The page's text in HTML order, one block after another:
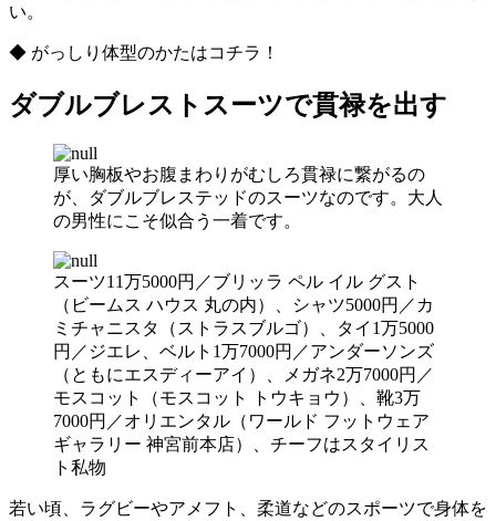
い。
◆ がっしり体型のかたはコチラ！
ダブルブレストスーツで貫禄を出す
厚い胸板やお腹まわりがむしろ貫禄に繋がるの
が、ダブルブレステッドのスーツなのです。大人
の男性にこそ似合う一着です。
スーツ11万5000円／ブリッラ ペル イル グスト
（ビームス ハウス 丸の内）、シャツ5000円／カ
ミチャニスタ（ストラスブルゴ）、タイ1万5000
円／ジエレ、ベルト1万7000円／アンダーソンズ
（ともにエスディーアイ）、メガネ2万7000円／
モスコット（モスコット トウキョウ）、靴3万
7000円／オリエンタル（ワールド フットウェア
ギャラリー 神宮前本店）、チーフはスタイリス
ト私物
若い頃、ラグビーやアメフト、柔道などのスポーツで身体を